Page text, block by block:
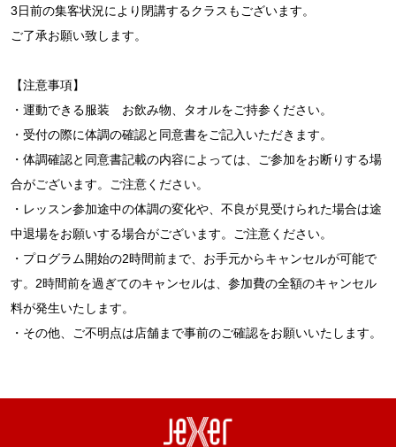
3日前の集客状況により閉講するクラスもございます。
ご了承お願い致します。
【注意事項】
・運動できる服装 お飲み物、タオルをご持参ください。
・受付の際に体調の確認と同意書をご記入いただきます。
・体調確認と同意書記載の内容によっては、ご参加をお断りする場
合がございます。ご注意ください。
・レッスン参加途中の体調の変化や、不良が見受けられた場合は途
中退場をお願いする場合がございます。ご注意ください。
・プログラム開始の2時間前まで、お手元からキャンセルが可能で
す。2時間前を過ぎてのキャンセルは、参加費の全額のキャンセル
料が発生いたします。
・その他、ご不明点は店舗まで事前のご確認をお願いいたします。